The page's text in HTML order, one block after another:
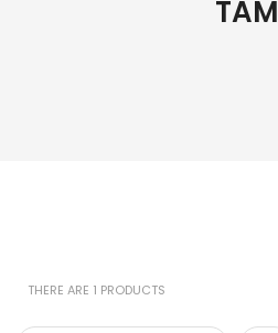
TAM
THERE ARE 1 PRODUCTS